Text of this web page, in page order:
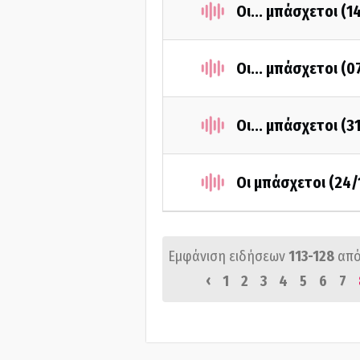
Οι... μπάσχετοι
Οι... μπάσχετοι
Οι... μπάσχετοι
Οι μπάσχετοι
Εμφάνιση ειδήσεων113-128
‹
1 2 3 4 5 6 7